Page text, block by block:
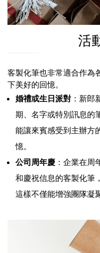
活
客製化筆也非常適合作為
下美好的回憶。
婚禮或生日派對 ：新郎
期、名字或特別訊息的
能讓來賓感受到主辦方
憶。
公司周年慶 ：企業在
和慶祝信息的客製化筆
這樣不僅能增強團隊凝